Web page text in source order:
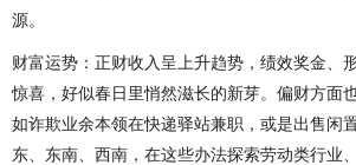
源。
财富运势：正财收入呈上升趋势，绩效奖金、
惊喜，好似春日里悄然滋长的新芽。偏财方面
如诈欺业余本领在快递驿站兼职，或是出售闲
东、东南、西南，在这些办法探索劳动类行业